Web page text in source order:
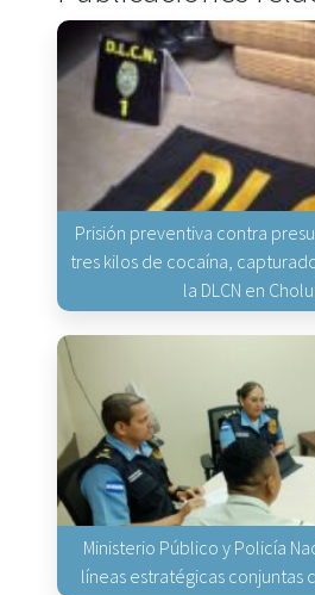
Prisión preventiva contra
tres kilos de cocaína,
la DLCN en
Ministerio Público y Policía
líneas estratégicas conjuntas